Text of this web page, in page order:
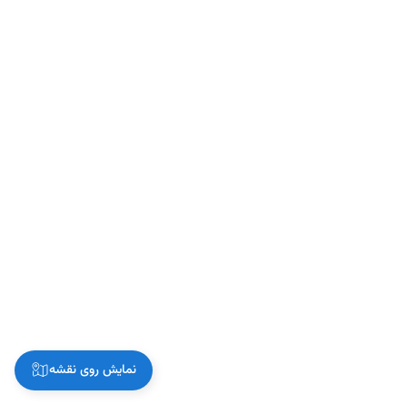
نمایش روی نقشه